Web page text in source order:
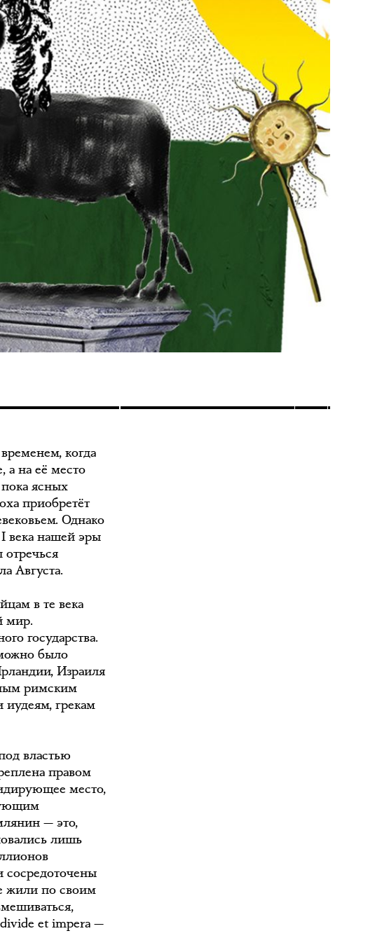
когда
а на её место
ясных
приобретёт
Однако
I века нашей эры
отречься
Августа.
в те века
мир.
государства.
было
Израиля
римским
грекам
властью
правом
место,
— это,
лишь
сосредоточены
жили по своим
et impera —